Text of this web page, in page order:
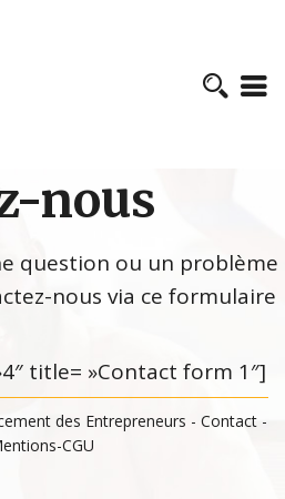
nous
question ou un problème
nous via ce formulaire
title= »Contact form 1″]
des Entrepreneurs - Contact -
CGU